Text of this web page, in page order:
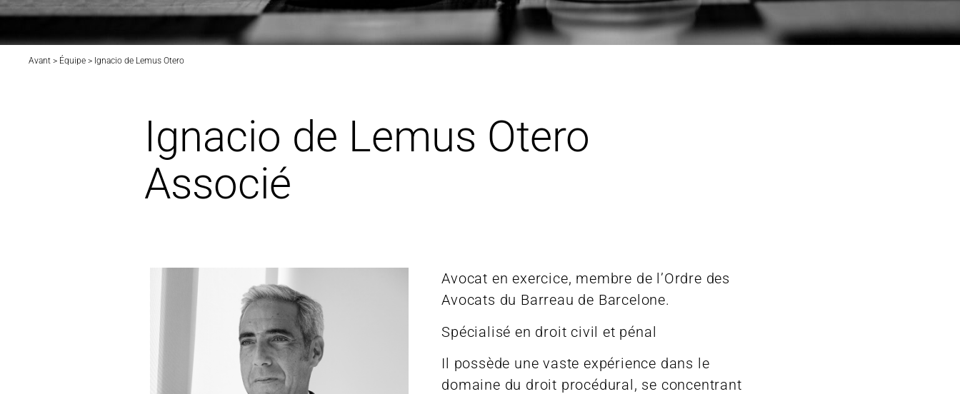
Avant > Équipe > Ignacio de Lemus Otero
Ignacio de Lemus Otero
Associé
Avocat en exercice, membre de l’Ordre des
Avocats du Barreau de Barcelone.
Spécialisé en droit civil et pénal
Il possède une vaste expérience dans le
domaine du droit procédural, se concentrant